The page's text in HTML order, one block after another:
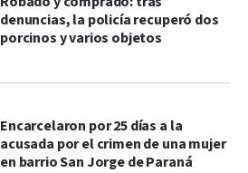
denuncias, la policía recuperó dos
porcinos y varios objetos
Encarcelaron por 25 días a la
acusada por el crimen de una mujer
en barrio San Jorge de Paraná